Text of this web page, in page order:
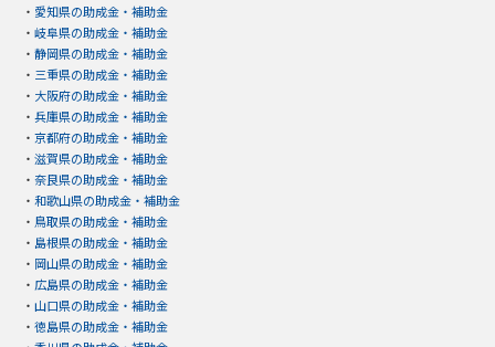
・ 愛知県の助成金・補助金
・ 岐阜県の助成金・補助金
・ 静岡県の助成金・補助金
・ 三重県の助成金・補助金
・ 大阪府の助成金・補助金
・ 兵庫県の助成金・補助金
・ 京都府の助成金・補助金
・ 滋賀県の助成金・補助金
・ 奈良県の助成金・補助金
・ 和歌山県の助成金・補助金
・ 鳥取県の助成金・補助金
・ 島根県の助成金・補助金
・ 岡山県の助成金・補助金
・ 広島県の助成金・補助金
・ 山口県の助成金・補助金
・ 徳島県の助成金・補助金